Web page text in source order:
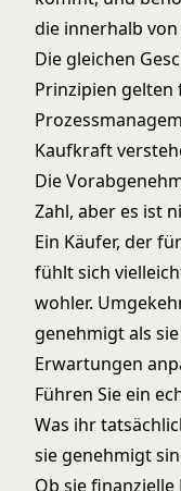
die innerhalb
Die gleichen
Prinzipien
Kaufkraft
Die
Zahl, aber es ist
Ein Käufer, der
fühlt sich
wohler.
genehmigt als
Erwartungen
Führen Sie ein
Was ihr
sie genehmigt
Ob sie